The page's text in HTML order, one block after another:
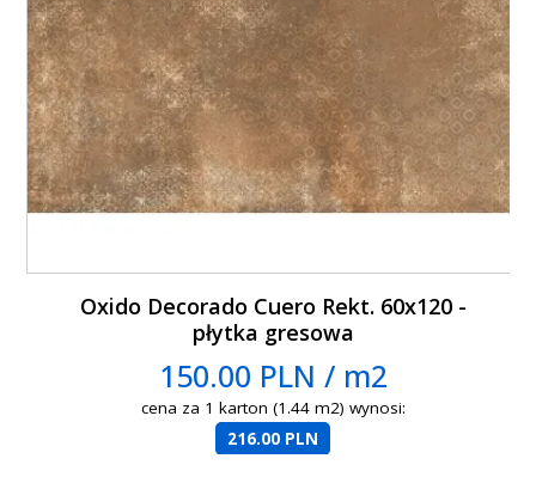
Oxido Decorado Cuero Rekt. 60x120 -
płytka gresowa
150.00 PLN / m2
cena za 1 karton (1.44 m2) wynosi:
216.00 PLN